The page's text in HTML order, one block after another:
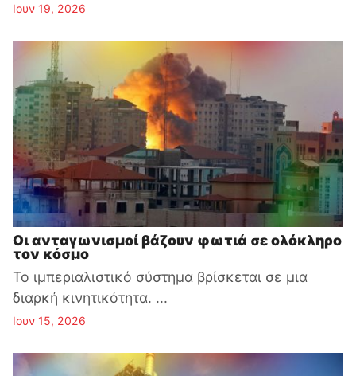
Ιουν 19, 2026
Οι ανταγωνισμοί βάζουν φωτιά σε ολόκληρο
τον κόσμο
Το ιμπεριαλιστικό σύστημα βρίσκεται σε μια
διαρκή κινητικότητα. ...
Ιουν 15, 2026